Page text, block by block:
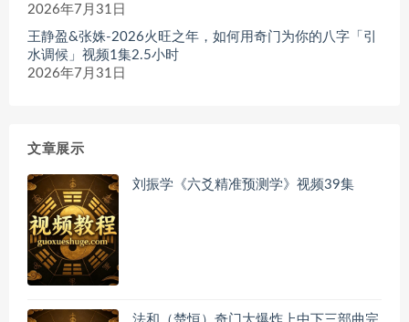
2026年7月31日
王静盈&张姝-2026火旺之年，如何用奇门为你的八字「引
水调候」视频1集2.5小时
2026年7月31日
文章展示
刘振学《六爻精准预测学》视频39集